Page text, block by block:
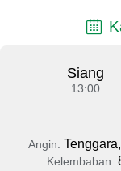
Siang
13:00
Angin:
Kelembaban: